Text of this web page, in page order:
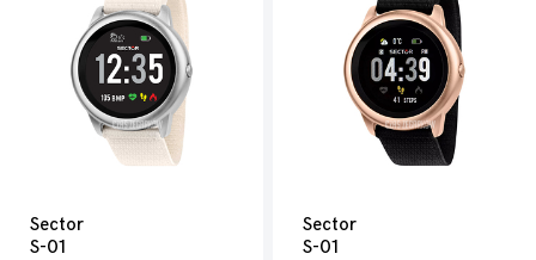
Sector
S-01
Sector
S-01